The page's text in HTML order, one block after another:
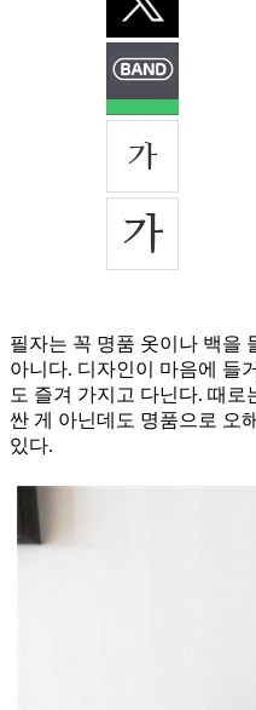
필자는 꼭 명품 옷이나 백을
아니다. 디자인이 마음에 들
도 즐겨 가지고 다닌다. 때로
싼 게 아닌데도 명품으로 오
있다.